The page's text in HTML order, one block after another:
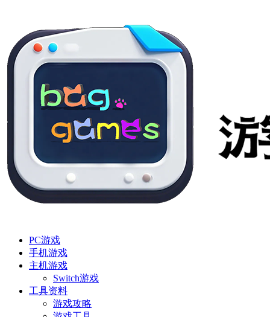
PC游戏
手机游戏
主机游戏
Switch游戏
工具资料
游戏攻略